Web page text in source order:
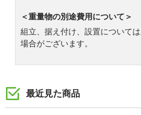
＜重量物の別途費用について＞
組立、据え付け、設置について
場合がございます。
最近見た商品